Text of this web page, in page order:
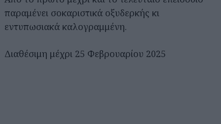
παραμένει σοκαριστικά οξυδερκής κι
εντυπωσιακά καλογραμμένη.
Διαθέσιμη μέχρι 25 Φεβρουαρίου 2025